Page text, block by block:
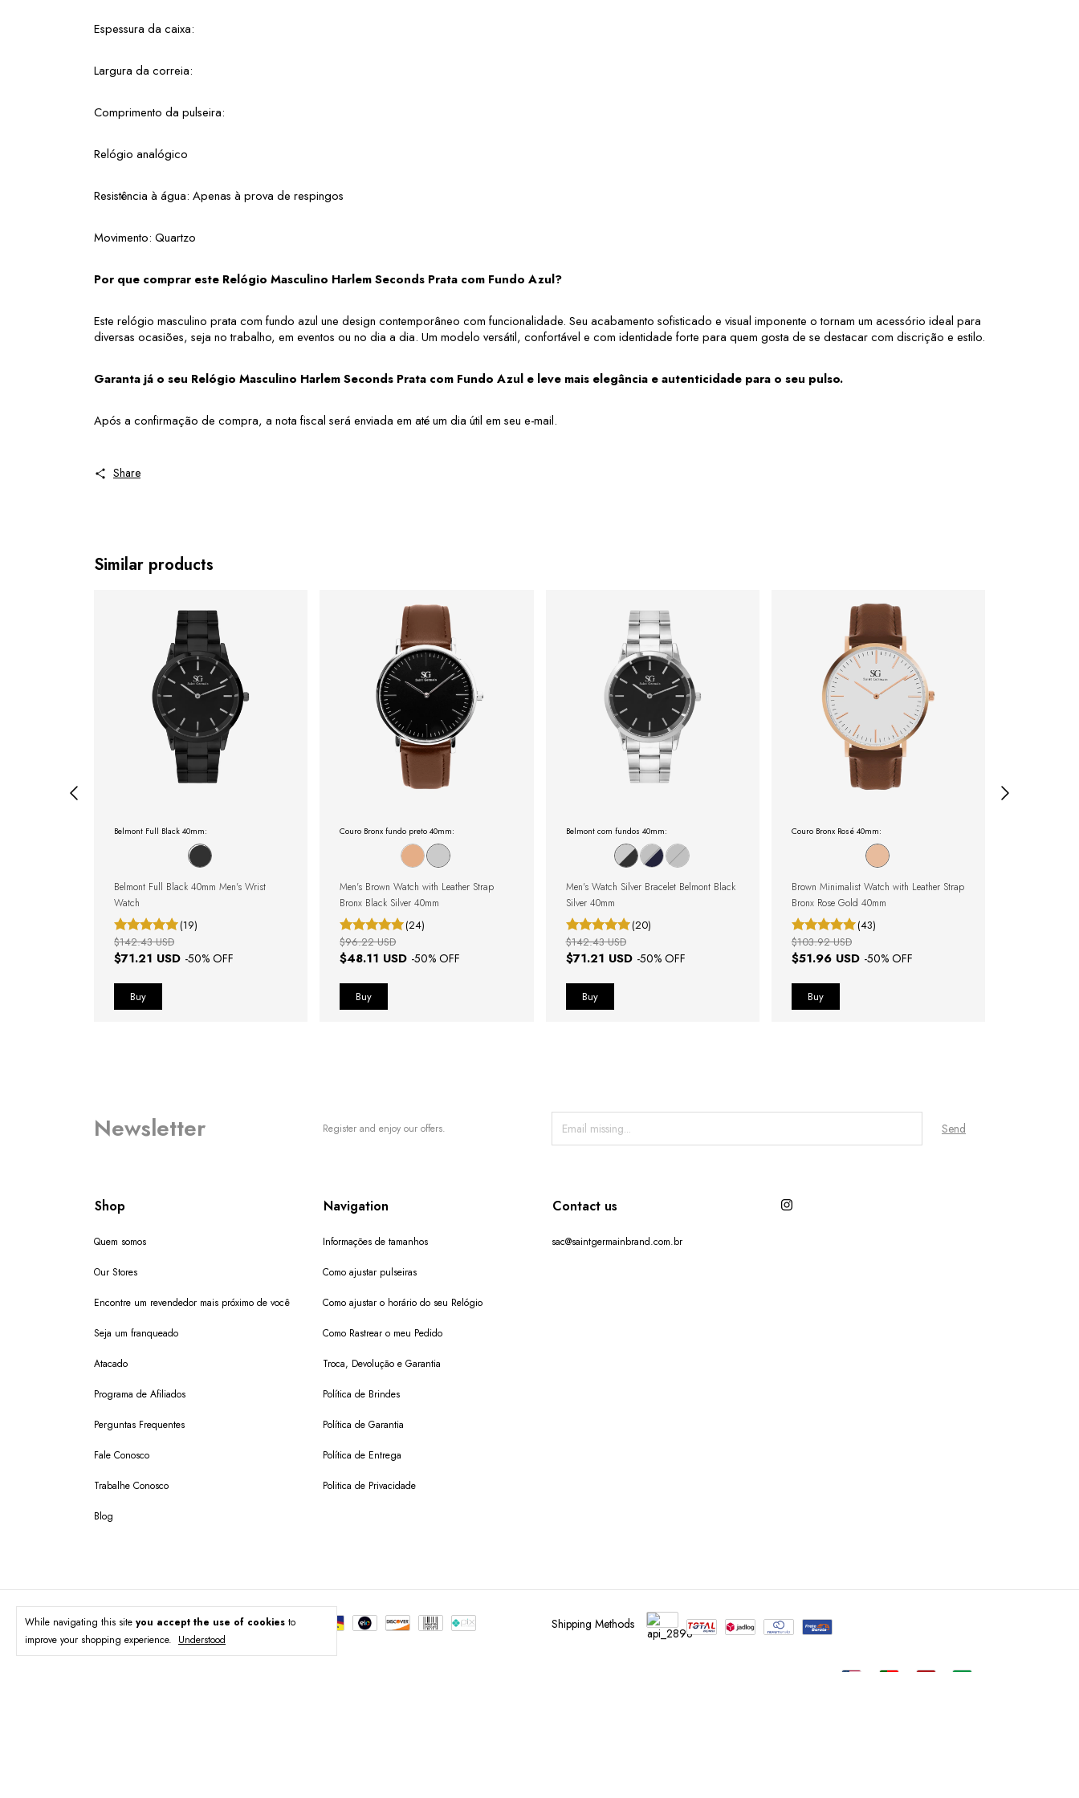
While navigating this site you accept the use of cookies to
improve your shopping experience. Understood
Espessura da caixa:
Largura da correia:
Comprimento da pulseira:
Relógio analógico
Resistência à água: Apenas à prova de respingos
Movimento: Quartzo
Por que comprar este Relógio Masculino Harlem Seconds Prata com Fundo Azul?
Este relógio masculino prata com fundo azul une design contemporâneo com funcionalidade. Seu acabamento sofisticado e visual imponente o tornam um acessório ideal para
diversas ocasiões, seja no trabalho, em eventos ou no dia a dia. Um modelo versátil, confortável e com identidade forte para quem gosta de se destacar com discrição e estilo.
Garanta já o seu Relógio Masculino Harlem Seconds Prata com Fundo Azul e leve mais elegância e autenticidade para o seu pulso.
Após a confirmação de compra, a nota fiscal será enviada em até um dia útil em seu e-mail.
Share
Similar products
Belmont Full Black 40mm:
Belmont Full Black 40mm Men's Wrist
Watch
(19)
$71.21 USD -50% OFF
$142.43 USD
Couro Bronx fundo preto 40mm:
Men's Brown Watch with Leather Strap
Bronx Black Silver 40mm
(24)
$48.11 USD -50% OFF
$96.22 USD
Belmont com fundos 40mm:
Men's Watch Silver Bracelet Belmont Black
Silver 40mm
(20)
$71.21 USD -50% OFF
$142.43 USD
Couro Bronx Rosé 40mm:
Brown Minimalist Watch with Leather Strap
Bronx Rose Gold 40mm
(43)
$51.96 USD -50% OFF
$103.92 USD
Newsletter Register and enjoy our offers.
Shop
Quem somos
Our Stores
Encontre um revendedor mais próximo de você
Seja um franqueado
Atacado
Programa de Afiliados
Perguntas Frequentes
Fale Conosco
Trabalhe Conosco
Blog
Navigation
Informações de tamanhos
Como ajustar pulseiras
Como ajustar o horário do seu Relógio
Como Rastrear o meu Pedido
Troca, Devolução e Garantia
Política de Brindes
Política de Garantia
Política de Entrega
Politica de Privacidade
Contact us
sac@saintgermainbrand.com.br
Payment methods Shipping Methods